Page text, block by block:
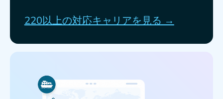
220以上の対応キャリアを見る →